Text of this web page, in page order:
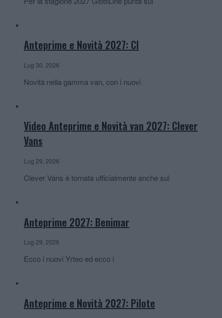
Anteprime e Novità 2027: CI
Lug 30, 2026
Novità nella gamma van, con i nuovi
Video Anteprime e Novità van 2027: Clever
Vans
Lug 29, 2026
Clever Vans è tornata ufficialmente anche sul
Anteprime 2027: Benimar
Lug 29, 2026
Ecco i nuovi Yrteo ed ecco i
Anteprime e Novità 2027: Pilote